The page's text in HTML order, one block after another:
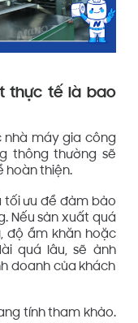
thực tế là bao
nhà máy gia công
thông thường sẽ
hoàn thiện.
tối ưu để đảm bảo
Nếu sản xuất quá
độ ẩm khăn hoặc
quá lâu, sẽ ảnh
doanh của khách
tính tham khảo.